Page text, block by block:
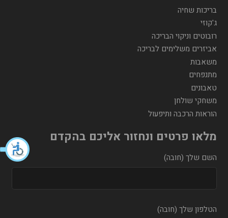
בריכות שחיה
ג'קוזי
רובוטים וניקוי הבריכה
אביזרים משלימים לבריכה
משאבות
מתנפחים
טאבונים
משחקי שולחן
הוראות הרכבה ותיפעול
מלאו פרטים ונחזור אליכם בהקדם
השם שלך (חובה)
הטלפון שלך (חובה)